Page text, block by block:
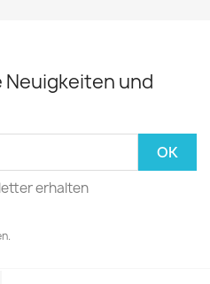
Neuigkeiten und
erhalten